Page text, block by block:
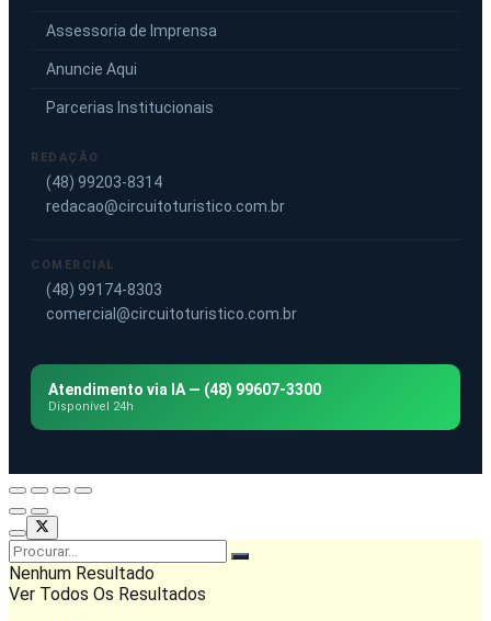
Assessoria de Imprensa
Anuncie Aqui
Parcerias Institucionais
REDAÇÃO
(48) 99203-8314
redacao@circuitoturistico.com.br
COMERCIAL
(48) 99174-8303
comercial@circuitoturistico.com.br
Atendimento via IA — (48) 99607-3300
Disponível 24h
Nenhum Resultado
Ver Todos Os Resultados